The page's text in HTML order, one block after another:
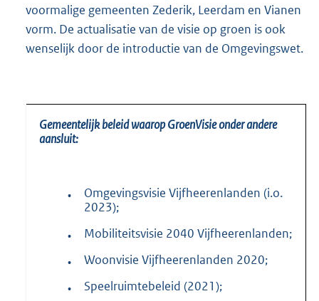
voormalige gemeenten Zederik, Leerdam en Vianen
vorm. De actualisatie van de visie op groen is ook
wenselijk door de introductie van de Omgevingswet.
Gemeentelijk beleid waarop GroenVisie onder andere
aansluit:
•
Omgevingsvisie Vijfheerenlanden (i.o.
2023);
•
Mobiliteitsvisie 2040 Vijfheerenlanden;
•
Woonvisie Vijfheerenlanden 2020;
•
Speelruimtebeleid (2021);